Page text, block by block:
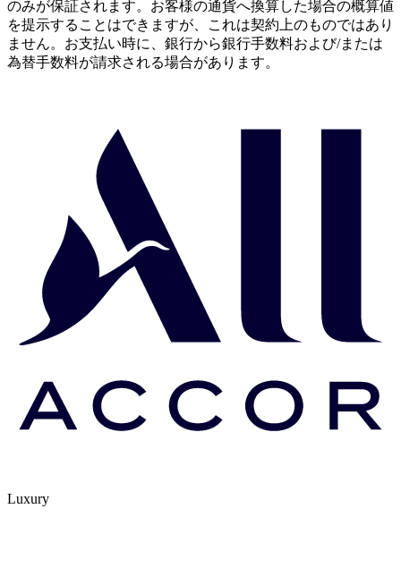
のみが保証されます。お客様の通貨へ換算した場合の概算値
を提示することはできますが、これは契約上のものではあり
ません。お支払い時に、銀行から銀行手数料および/または
為替手数料が請求される場合があります。
Luxury